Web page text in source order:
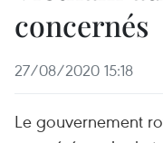
concernés
27/08/2020 15:18
Le gouvernement